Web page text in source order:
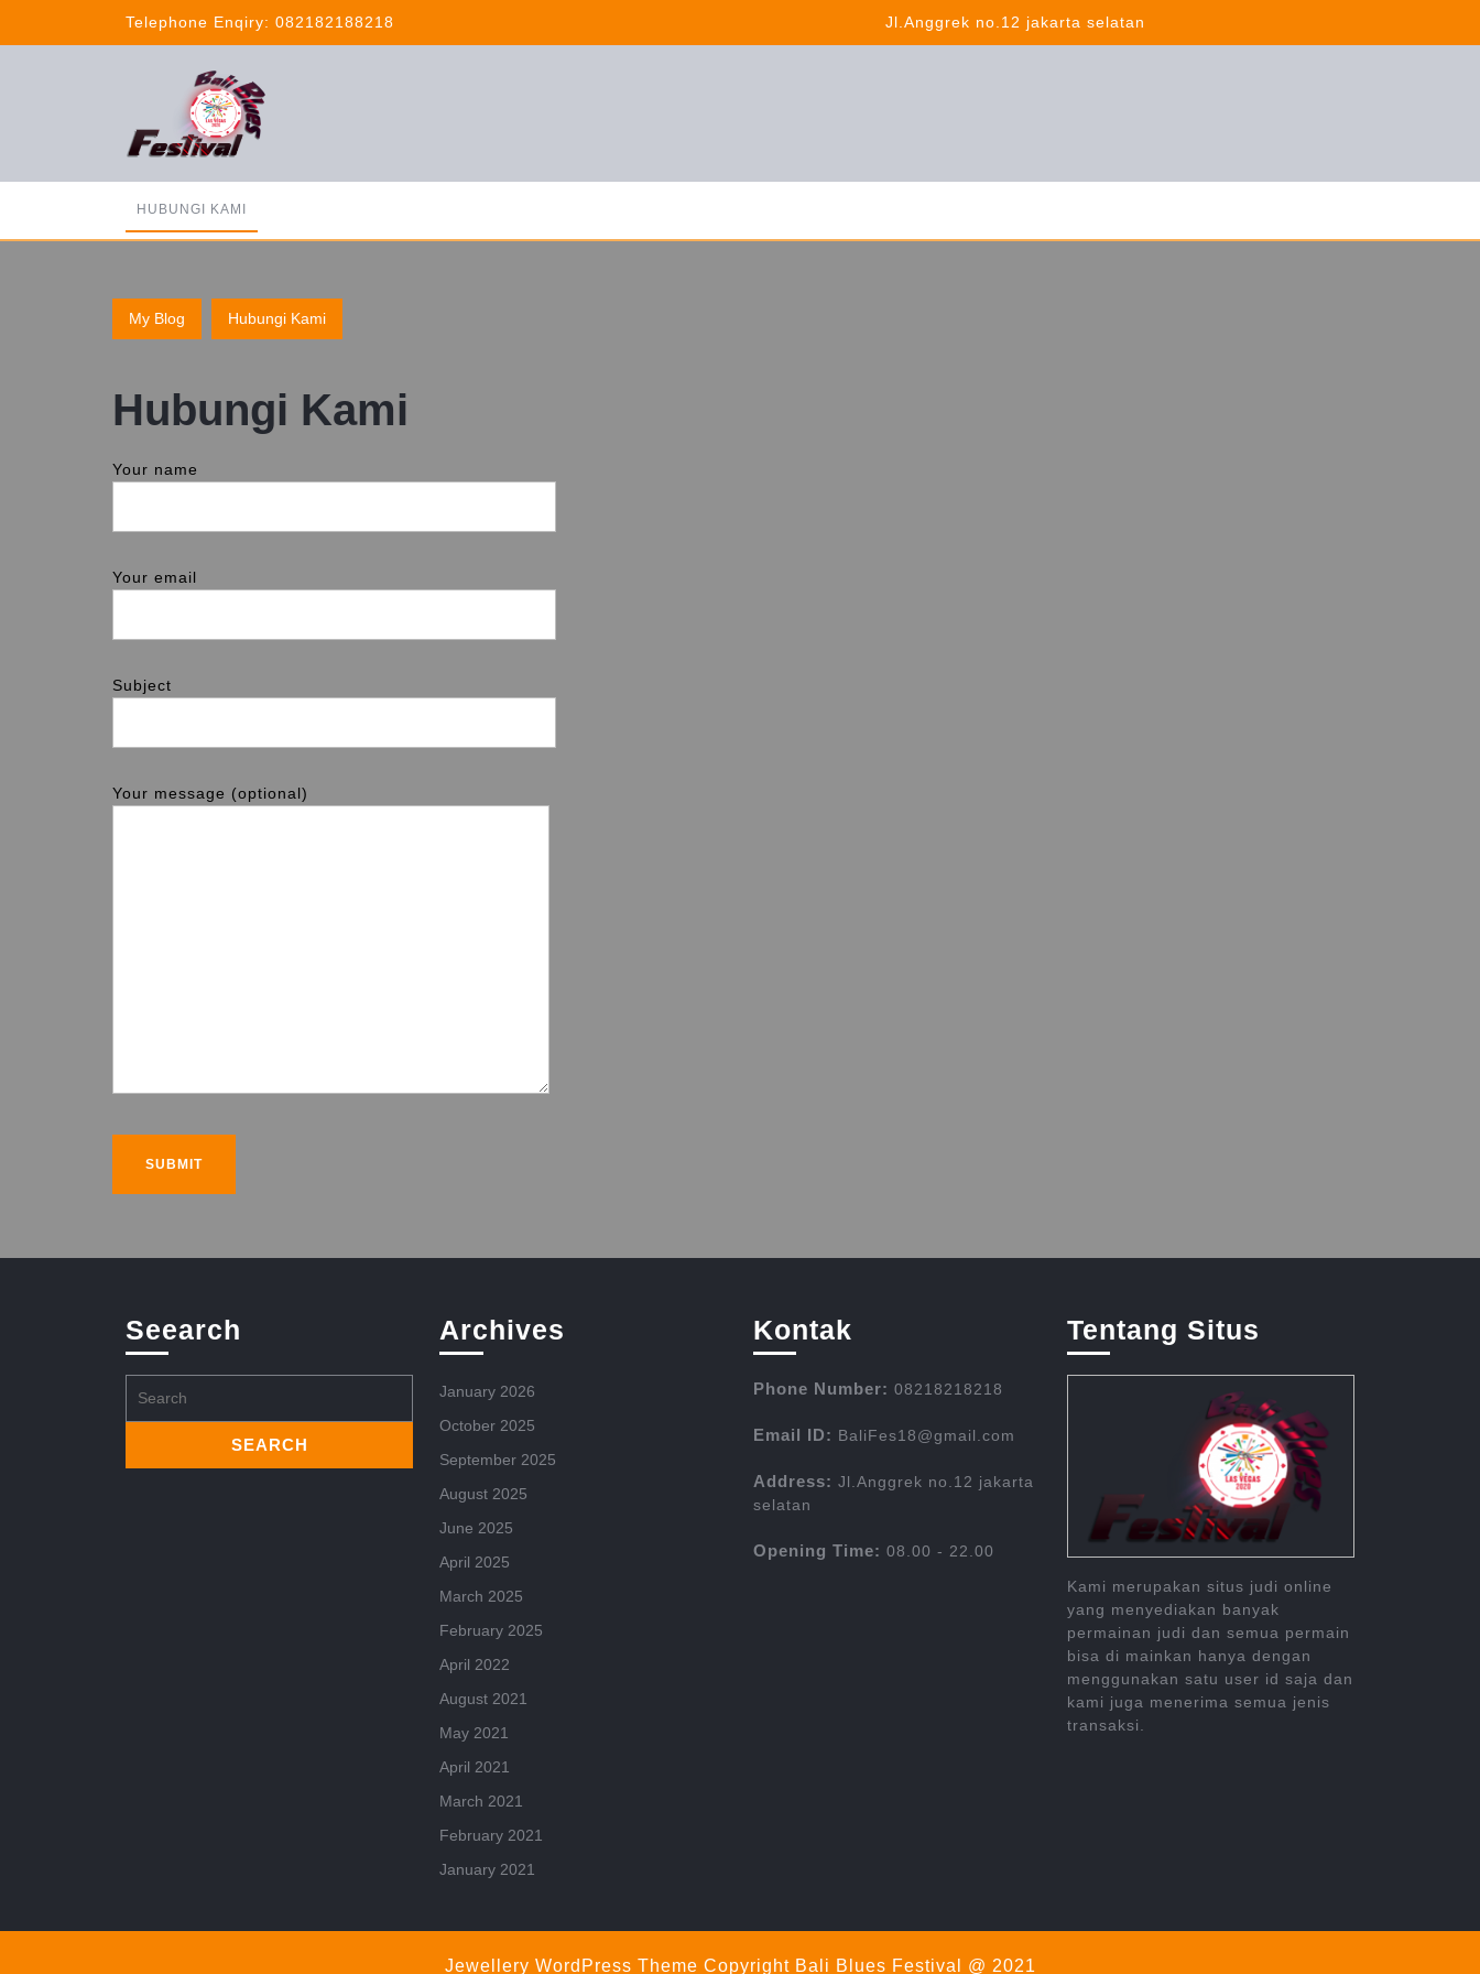
Telephone Enqiry: 082182188218 Jl.Anggrek no.12 jakarta selatan
HUBUNGI KAMI
My Blog Hubungi Kami
Hubungi Kami
Your name
Your email
Subject
Your message (optional)
Seearch
for:
Archives
January 2026
October 2025
September 2025
August 2025
June 2025
April 2025
March 2025
February 2025
April 2022
August 2021
May 2021
April 2021
March 2021
February 2021
January 2021
Kontak
Phone Number: 08218218218
Email ID: BaliFes18@gmail.com
Address: Jl.Anggrek no.12 jakarta
selatan
Opening Time: 08.00 - 22.00
Tentang Situs
Kami merupakan situs judi online
yang menyediakan banyak
permainan judi dan semua permain
bisa di mainkan hanya dengan
menggunakan satu user id saja dan
kami juga menerima semua jenis
transaksi.
Jewellery WordPress Theme Copyright Bali Blues Festival @ 2021